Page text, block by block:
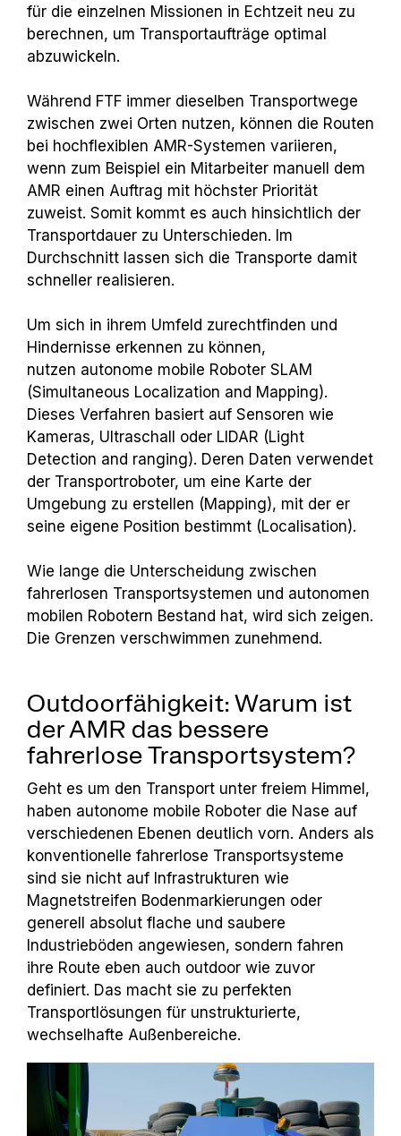
für die einzelnen Missionen in Echtzeit neu zu
berechnen, um Transportaufträge optimal
abzuwickeln.
Während FTF immer dieselben Transportwege
zwischen zwei Orten nutzen, können die Routen
bei hochflexiblen AMR-Systemen variieren,
wenn zum Beispiel ein Mitarbeiter manuell dem
AMR einen Auftrag mit höchster Priorität
zuweist. Somit kommt es auch hinsichtlich der
Transportdauer zu Unterschieden. Im
Durchschnitt lassen sich die Transporte damit
schneller realisieren.
Um sich in ihrem Umfeld zurechtfinden und
Hindernisse erkennen zu können,
nutzen autonome mobile Roboter SLAM
(Simultaneous Localization and Mapping).
Dieses Verfahren basiert auf Sensoren wie
Kameras, Ultraschall oder LIDAR (Light
Detection and ranging). Deren Daten verwendet
der Transportroboter, um eine Karte der
Umgebung zu erstellen (Mapping), mit der er
seine eigene Position bestimmt (Localisation).
Wie lange die Unterscheidung zwischen
fahrerlosen Transportsystemen und autonomen
mobilen Robotern Bestand hat, wird sich zeigen.
Die Grenzen verschwimmen zunehmend.
Outdoorfähigkeit: Warum ist
der AMR das bessere
fahrerlose Transportsystem?
Geht es um den Transport unter freiem Himmel,
haben autonome mobile Roboter die Nase auf
verschiedenen Ebenen deutlich vorn. Anders als
konventionelle fahrerlose Transportsysteme
sind sie nicht auf Infrastrukturen wie
Magnetstreifen Bodenmarkierungen oder
generell absolut flache und saubere
Industrieböden angewiesen, sondern fahren
ihre Route eben auch outdoor wie zuvor
definiert. Das macht sie zu perfekten
Transportlösungen für unstrukturierte,
wechselhafte Außenbereiche.